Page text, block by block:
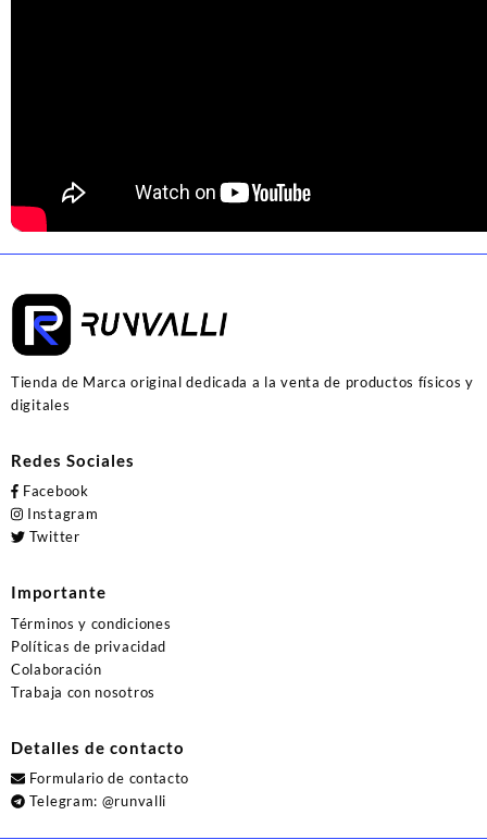
Tienda de Marca original dedicada a la venta de productos físicos y
digitales
Redes Sociales
Facebook
Instagram
Twitter
Importante
Términos y condiciones
Políticas de privacidad
Colaboración
Trabaja con nosotros
Detalles de contacto
Formulario de contacto
Telegram: @runvalli